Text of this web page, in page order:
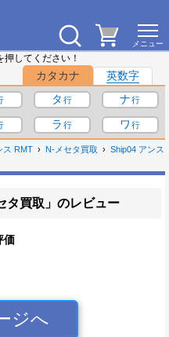
してください！
カタカナ
英数字
タ
ナ
ラ ワ
ス RMT N-メセタ買取
Ship04 アンス
タ買取」のレビュー
価
ジへ